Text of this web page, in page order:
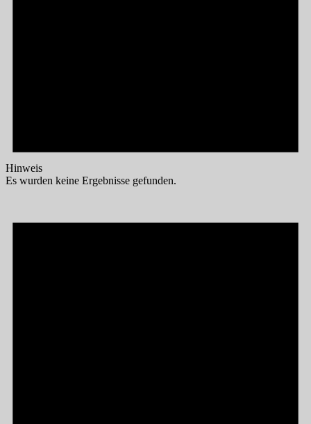
Hinweis
Es wurden keine Ergebnisse gefunden.